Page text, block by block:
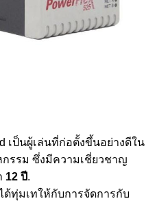
เป็นผู้เล่นที่ก่อตั้งขึ้นอย่างดีใน
รรม ซึ่งมีความเชี่ยวชาญ
12 ปี.
ทุ่มเทให้กับการจัดการกับ